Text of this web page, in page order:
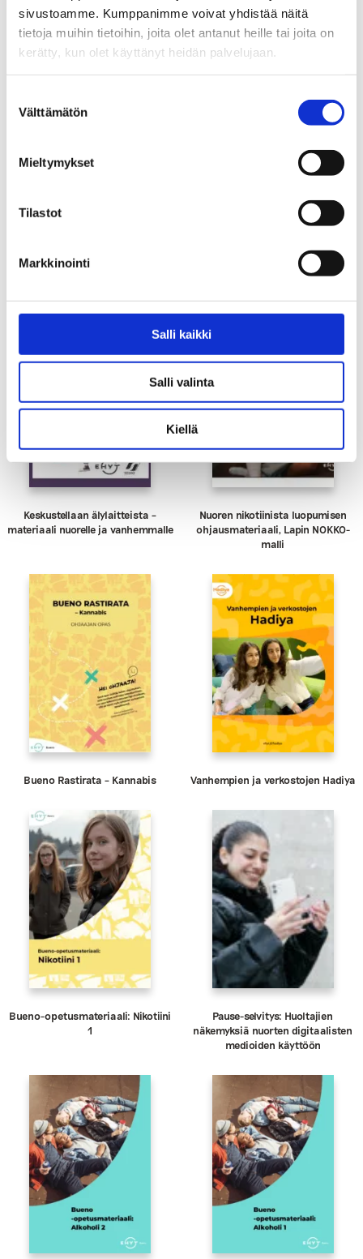
sivustoamme. Kumppanimme voivat yhdistää näitä
tietoja muihin tietoihin, joita olet antanut heille tai joita on
kerätty, kun olet käyttänyt heidän palvelujaan.
valinta
Välttämätön
Mieltymykset
Tilastot
Markkinointi
Salli kaikki
Salli valinta
Kiellä
0,00€
toiminta vuosina 2020-2025
julistesarja ja tarrat
Keskustellaan älylaitteista –
materiaali nuorelle ja vanhemmalle
Nuoren nikotiinista luopumisen
ohjausmateriaali, Lapin NOKKO-
malli
Bueno Rastirata – Kannabis Vanhempien ja verkostojen Hadiya
Bueno-opetusmateriaali: Nikotiini
1
Pause-selvitys: Huoltajien
näkemyksiä nuorten digitaalisten
medioiden käyttöön